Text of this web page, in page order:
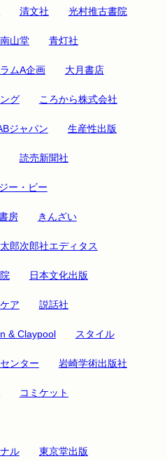
清文社 光村推古書院
南山堂 青灯社
ムA企画 大月書店
グ ころから株式会社
ジャパン 生産性出版
読売新聞社
ジー・ビー
房 きんざい
太郎次郎社エディタス
日本文化出版
ア 説話社
& Claypool スタイル
ンター 岩崎学術出版社
コミケット
ル 東京堂出版